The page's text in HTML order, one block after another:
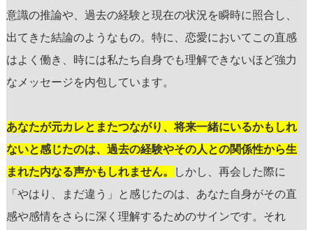
意識の推論や、過去の経験と現在の状況を瞬時に照合し、
出てきた結論のようなもの。特に、恋愛においてこの直感
はよく働き、時には私たち自身でも理解できないほど強力
なメッセージを内包しています。
あなたが元カレとまたつながり、将来一緒にいるかもしれ
ないと感じたのは、過去の経験やその人との関係性から生
まれた内なる声かもしれません。
しかし、再会した際に
「やはり、まだ違う」と感じたのは、あなた自身がその直
感や感情をさらに深く理解するためのサインです。それ